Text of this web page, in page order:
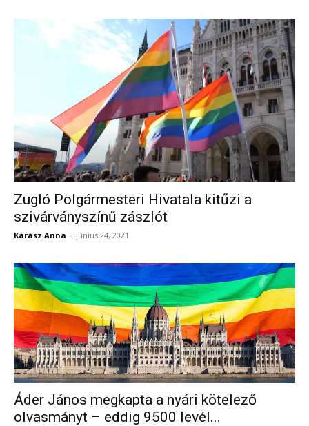
Zugló Polgármesteri Hivatala kitűzi a
szivárványszínű zászlót
Kárász Anna - június 24, 2021
Áder János megkapta a nyári kötelező
olvasmányt – eddig 9500 levél...